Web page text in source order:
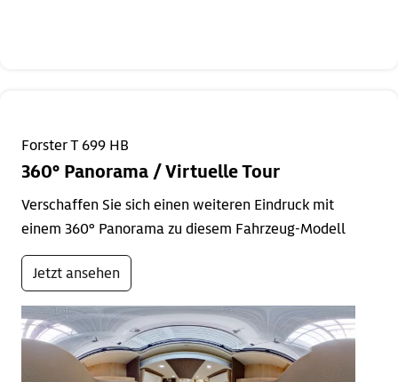
Forster T 699 HB
360° Panorama / Virtuelle Tour
Verschaffen Sie sich einen weiteren Eindruck mit
einem 360° Panorama zu diesem Fahrzeug-Modell
Jetzt ansehen